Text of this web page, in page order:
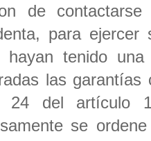
de
para
hayan tenido
las garantías
del artículo
se